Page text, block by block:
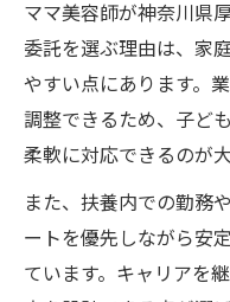
ママ美容師が神奈川県
委託を選ぶ理由は、家
やすい点にあります。
調整できるため、子ど
柔軟に対応できるのが
また、扶養内での勤務
ートを優先しながら安
ています。キャリアを